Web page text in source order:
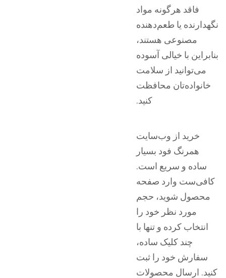
فاقد هرگونه مواد
نگهدارنده یا طعم‌دهنده
مصنوعی هستند،
بنابراین با خیالی آسوده
می‌توانید از سلامت
خانواده‌تان محافظت
کنید.
خرید از وب‌سایت
همرنگ فود بسیار
ساده و سریع است.
کافی‌ست وارد صفحه
محصول شوید، حجم
مورد نظر خود را
انتخاب کرده و تنها با
چند کلیک ساده،
سفارش خود را ثبت
کنید. ارسال محصولات